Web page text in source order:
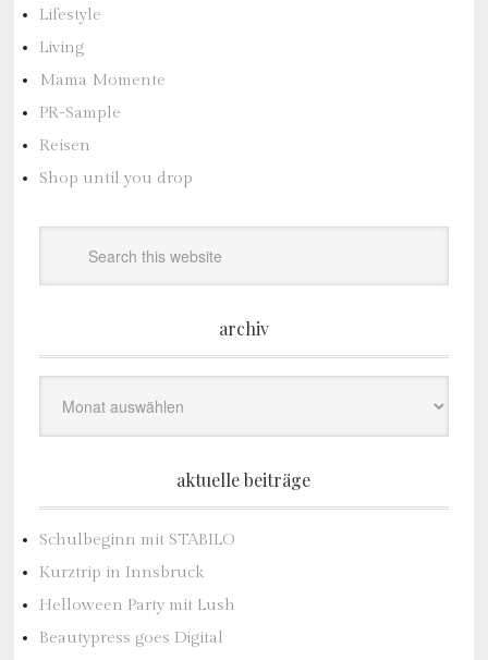
Lifestyle
Living
Mama Momente
PR-Sample
Reisen
Shop until you drop
archiv
aktuelle beiträge
Schulbeginn mit STABILO
Kurztrip in Innsbruck
Helloween Party mit Lush
Beautypress goes Digital